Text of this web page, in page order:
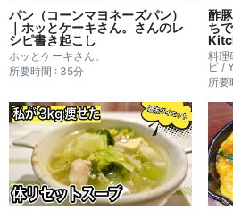
パン（コーンマヨネーズパン）
｜ホッとケーキさん。さんのレ
シピ書き起こし
ホッとケーキさん。
所要時間 : 35分
酢
ち
し
料理
ピ /
所要